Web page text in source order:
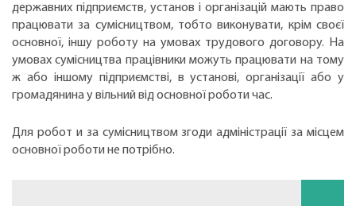
державних підприємств, установ і організацій мають право
працювати за сумісництвом, тобто виконувати, крім своєї
основної, іншу роботу на умовах трудового договору. На
умовах сумісництва працівники можуть працювати на тому
ж або іншому підприємстві, в установі, організації або у
громадянина у вільний від основної роботи час.
Для робот и за сумісництвом згоди адміністрації за місцем
основної роботи не потрібно.